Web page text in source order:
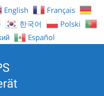
English
Français
한국어
Polski
Español